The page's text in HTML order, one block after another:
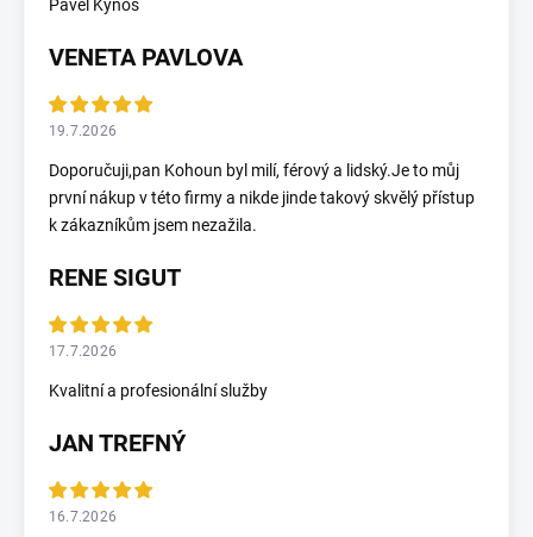
Pavel Kynos
VENETA PAVLOVA
19.7.2026
Doporučuji,pan Kohoun byl milí, férový a lidský.Je to můj
první nákup v této firmy a nikde jinde takový skvělý přístup
k zákazníkům jsem nezažila.
RENE SIGUT
17.7.2026
Kvalitní a profesionální služby
JAN TREFNÝ
16.7.2026